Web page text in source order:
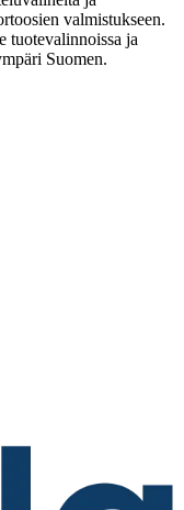
valmistukseen.
tuotevalinnoissa ja
Suomen.